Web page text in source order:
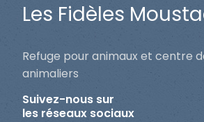
Les Fidèles
Refuge pour animaux et centre
animaliers
Suivez-nous sur
les réseaux sociaux